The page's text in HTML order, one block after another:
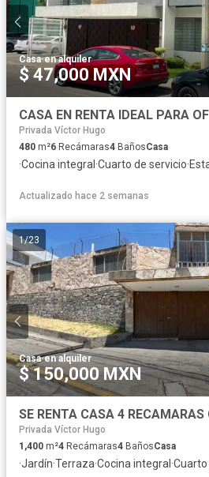
Casa·en alquiler
$ 47,000 MXN
Privada Víctor Hugo
480 m²6 Recámaras4 BañosCasa
·Cocina integral·Cuarto de servicio·
Actualizado hace 2 semanas
1/23
Casa·en alquiler
$ 150,000 MXN
SE RENTA CASA 4
Privada Víctor Hugo
1,400 m²4 Recámaras4 BañosCasa
·Jardín·Terraza·Cocina integral ·Cuarto